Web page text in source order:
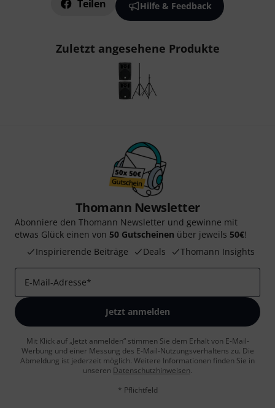
Teilen Hilfe & Feedback
Zuletzt angesehene Produkte
Thomann Newsletter
Abonniere den Thomann Newsletter und gewinne mit
etwas Glück einen von 50 Gutscheinen über jeweils 50€!
Inspirierende Beiträge
Deals Thomann Insights
E-Mail-Adresse*
Jetzt anmelden
Mit Klick auf „Jetzt anmelden“ stimmen Sie dem Erhalt von E-Mail-
Werbung und einer Messung des E-Mail-Nutzungsverhaltens zu. Die
Abmeldung ist jederzeit möglich. Weitere Informationen finden Sie in
unseren Datenschutzhinweisen.
* Pflichtfeld